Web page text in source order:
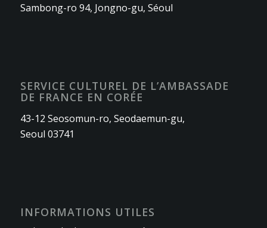
Sambong-ro 94, Jongno-gu, Séoul
SERVICE CULTUREL DE L’AMBASSADE
DE FRANCE EN CORÉE
43-12 Seosomun-ro, Seodaemun-gu,
Seoul 03741
INFORMATIONS UTILES